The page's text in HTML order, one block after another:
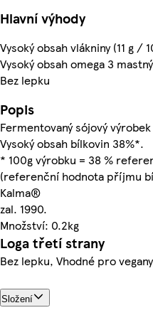
Hlavní výhody
Vysoký obsah vlákniny (11 g /
Vysoký obsah omega 3
Bez lepku
Popis
Fermentovaný sójový výrobek
Vysoký obsah bílkovin 38%*.
* 100g výrobku = 38 %
(referenční hodnota příjmu
Kalma®
zal. 1990.
Množství: 0.2kg
Loga třetí strany
Bez lepku, Vhodné pro
Složení